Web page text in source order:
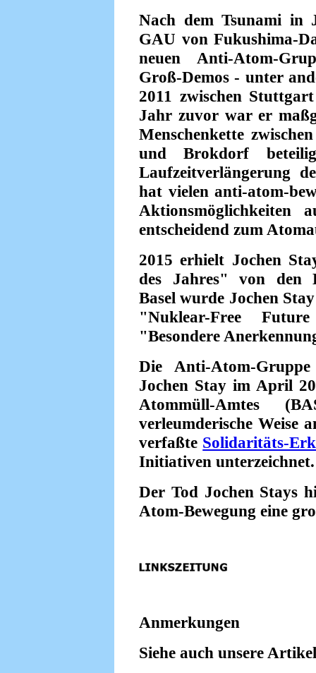
Nach dem Tsunami in
GAU von Fukushima-
neuen Anti-Atom-
Groß-Demos - unter
2011 zwischen
Jahr zuvor war er
Menschenkette
und Brokdorf
Laufzeitverlängerung
hat vielen anti-atom-
Aktionsmöglichkeiten
entscheidend zum
2015 erhielt Jochen
des Jahres" von den
Basel wurde Jochen
"Nuklear-Free
"Besondere
Die Anti-Atom-
Jochen Stay im April
Atommüll-Amtes
verleumderische Weise
verfaßte Solidaritäts-
Initiativen unterzeichnet.
Der Tod Jochen Stays
Atom-Bewegung eine
Anmerkungen
Siehe auch unsere